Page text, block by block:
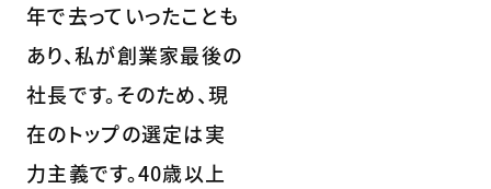
年で去っていったことも
あり、私が創業家最後の
社長です。そのため、現
在のトップの選定は実
力主義です。40歳以上